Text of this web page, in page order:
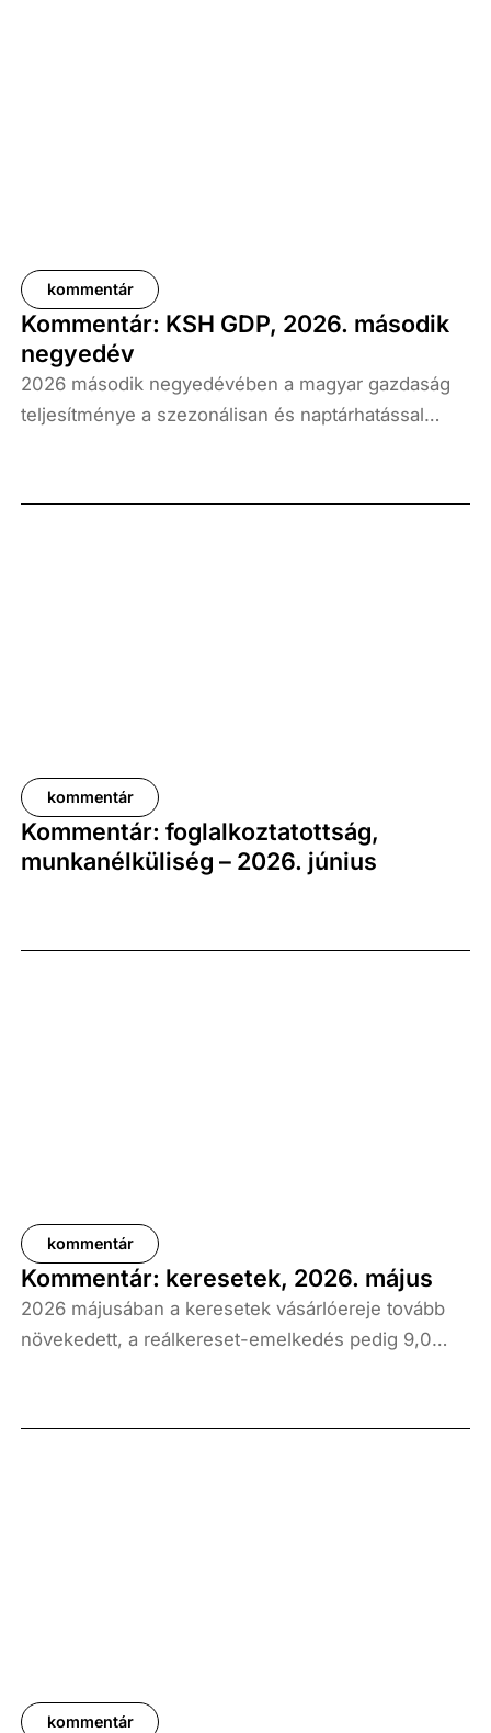
kommentár
Kommentár: KSH GDP, 2026. második
negyedév
2026 második negyedévében a magyar gazdaság
teljesítménye a szezonálisan és naptárhatással
százalékkal, míg az előző negyedévhez képest 0,4
kommentár
Kommentár: foglalkoztatottság,
munkanélküliség – 2026. június
kommentár
Kommentár: keresetek, 2026. május
2026 májusában a keresetek vásárlóereje tovább
növekedett, a reálkereset-emelkedés pedig 9,0
százalékot, a nettóé 11,0 százalékot tett ki, emellett
kommentár